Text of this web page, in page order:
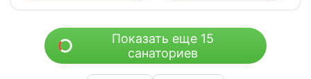
Показать еще 15
санаториев